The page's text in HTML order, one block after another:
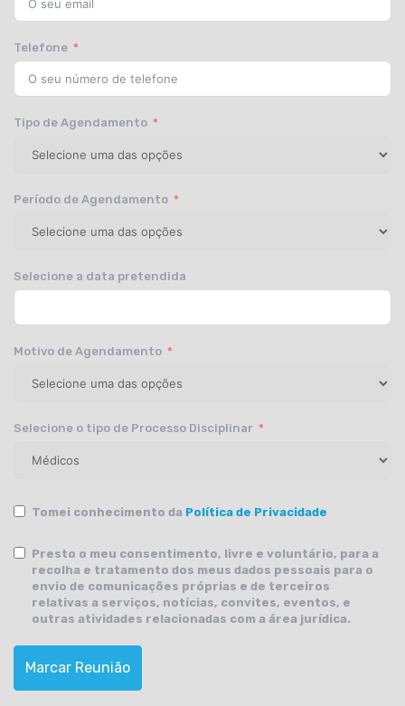
Telefone
Tipo de Agendamento
Período de Agendamento
Selecione a data pretendida
Motivo de Agendamento
Selecione o tipo de Processo Disciplinar
Tomei conhecimento da Política de Privacidade
Presto o meu consentimento, livre e voluntário, para a
recolha e tratamento dos meus dados pessoais para o
envio de comunicações próprias e de terceiros
relativas a serviços, notícias, convites, eventos, e
outras atividades relacionadas com a área jurídica.
Marcar Reunião